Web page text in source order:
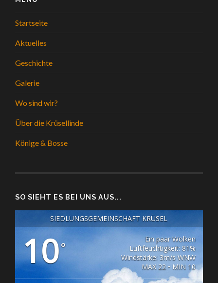
Startseite
Aktuelles
Geschichte
Galerie
Wo sind wir?
Über die Krüsellinde
Könige & Bosse
SO SIEHT ES BEI UNS AUS...
SIEDLUNGSGEMEINSCHAFT KRÜSEL
10°
Ein paar Wolken
Luftfeuchtigkeit: 81%
Windstärke: 3m/s WNW
MAX 22 • MIN 10